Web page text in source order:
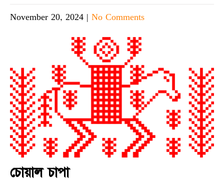
November 20, 2024 | No Comments
চোয়াল চাপা